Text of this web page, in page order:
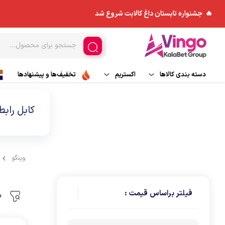
🔥 جشنواره تابستان داغ کالابت شروع شد
دسته بندی کالاها
شلوار کوهنوردی و
اکستریم تخفیف‌ها و پیشنهادها
کابل
فیلتر براساس قیمت :
وینگو